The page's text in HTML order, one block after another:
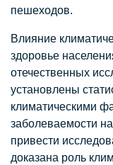
пешеходов.
Влияние
здоровье
отечественных
установлены
климатическими
заболеваемости
привести
доказана роль